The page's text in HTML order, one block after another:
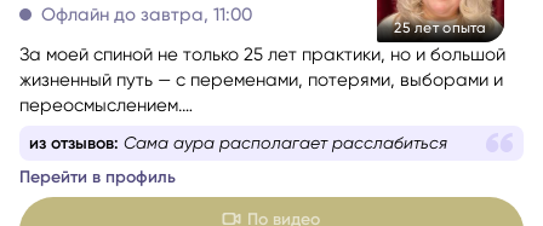
25 лет опыта
5 Таролог, психолог
Офлайн до завтра, 11:00
За моей спиной не только 25 лет практики, но и большой
жизненный путь — с переменами, потерями, выборами и
переосмыслением.
Я хорошо понимаю, как это — когда внутри много
вопросов, а снаружи нет ясности.
из отзывов: Сама аура располагает расслабиться
Перейти в профиль